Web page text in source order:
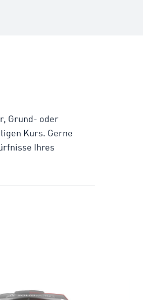
Grund- oder
Kurs. Gerne
Ihres